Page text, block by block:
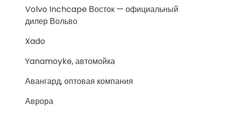
Volvo Inchcape Восток — официальный
дилер Вольво
Xado
Yanamoyke, автомойка
Авангард, оптовая компания
Аврора